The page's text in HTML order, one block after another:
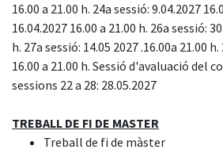
16.00 a 21.00 h. 24a sessió: 9.04.2027
16.04.2027 16.00 a 21.00 h. 26a sessió:
h. 27a sessió: 14.05 2027 .16.00a 21.00
16.00 a 21.00 h. Sessió d'avaluació del
sessions 22 a 28: 28.05.2027
TREBALL DE FI DE MASTER
Treball de fi de màster